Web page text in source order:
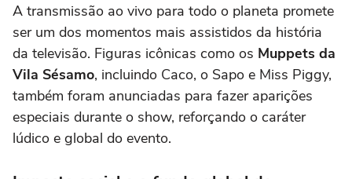
A transmissão ao vivo para todo o planeta promete
ser um dos momentos mais assistidos da história
da televisão. Figuras icônicas como os Muppets da
Vila Sésamo, incluindo Caco, o Sapo e Miss Piggy,
também foram anunciadas para fazer aparições
especiais durante o show, reforçando o caráter
lúdico e global do evento.